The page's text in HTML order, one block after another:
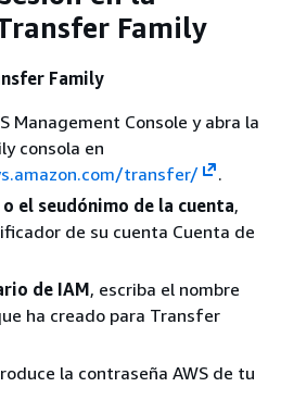
Family
Family
Management Console y abra la
consola en
transfer/
.
el seudónimo de la cuenta,
de su cuenta Cuenta de
de IAM, escriba el nombre
ha creado para Transfer
la contraseña AWS de tu